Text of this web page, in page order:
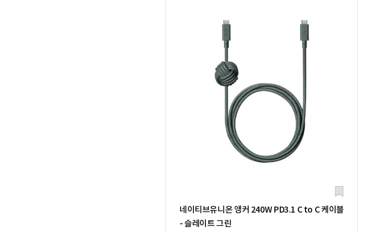
네이티브유니온 앵커 240W PD3.1 C to C 케이블
- 슬레이트 그린